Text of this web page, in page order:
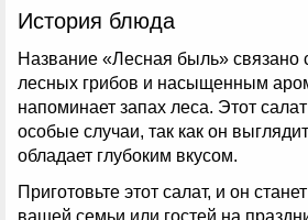
История блюда
Название «Лесная быль» связано
лесных грибов и насыщенным
напоминает запах леса. Этот салат
особые случаи, так как он
обладает глубоким вкусом.
Приготовьте этот салат, и он